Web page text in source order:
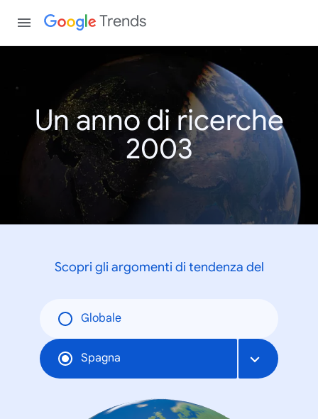
Trends
Un anno di ricerche
2003
Scopri gli argomenti di tendenza del
Globale
Spagna